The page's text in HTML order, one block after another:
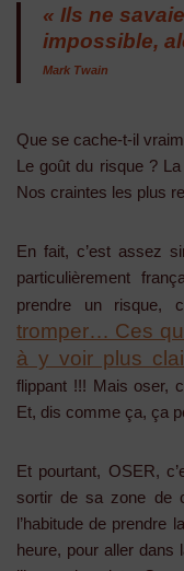
« Ils ne
impossible,
Mark Twain
Que se cache-t-il
Le goût du risque ?
Nos craintes les plus
En fait, c’est assez
particulièrement
prendre un risque,
tromper… Ces
à y voir plus
flippant !!! Mais oser,
Et, dis comme ça, ça
Et pourtant, OSER,
sortir de sa zone de
l’habitude de prendre
heure, pour aller dans